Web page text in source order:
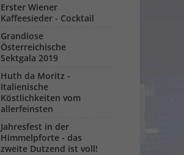
Erster Wiener
Kaffeesieder - Cocktail
Grandiose
Österreichische
Sektgala 2019
Huth da Moritz -
Italienische
Köstlichkeiten vom
allerfeinsten
Jahresfest in der
Himmelpforte - das
zweite Dutzend ist voll!